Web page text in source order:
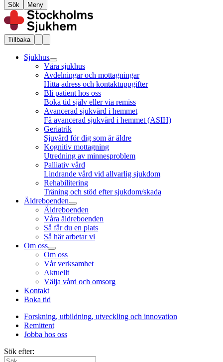
Sök Meny
Tillbaka
Sjukhus
Våra sjukhus
Avdelningar och mottagningar
Hitta adress och kontaktuppgifter
Bli patient hos oss
Boka tid själv eller via remiss
Avancerad sjukvård i hemmet
Få avancerad sjukvård i hemmet (ASIH)
Geriatrik
Sjuvård för dig som är äldre
Kognitiv mottagning
Utredning av minnesproblem
Palliativ vård
Lindrande vård vid allvarlig sjukdom
Rehabilitering
Träning och stöd efter sjukdom/skada
Äldreboenden
Äldreboenden
Våra äldreboenden
Så får du en plats
Så här arbetar vi
Om oss
Om oss
Vår verksamhet
Aktuellt
Välja vård och omsorg
Kontakt
Boka tid
Forskning, utbildning, utveckling och innovation
Remittent
Jobba hos oss
Sök efter: